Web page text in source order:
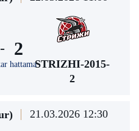
-
hattama
2
STRIZHI-2015-
2
21.03.2026 12:30